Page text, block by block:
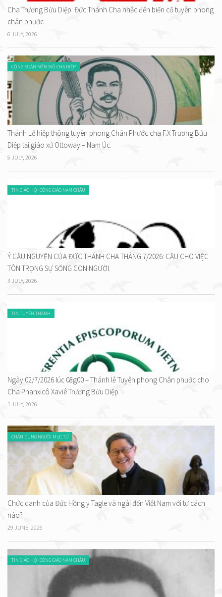
Cha Trương Bửu Diệp: Đức Thánh Cha nhắc đến biến cố tuyên phong
chân phước.
6 JULY, 2026
CỘNG ĐOÀN MẾN MỘ CHA DIỆP
Thánh Lễ hiệp thông tuyên phong Chân Phước cha F.X Trương Bửu
Diệp tại giáo xứ Ottoway – Nam Úc.
5 JULY, 2026
TIN GIÁO HỘI CÔNG GIÁO NĂM CHÂU
Ý CẦU NGUYỆN CỦA ĐỨC THÁNH CHA THÁNG 7/2026: CẦU CHO VIỆC
TÔN TRỌNG SỰ SỐNG CON NGƯỜI.
3 JULY, 2026
TIN TUYÊN THÁNH
Ngày 02/7/2026 lúc 08g00 – Thánh lễ Tuyên phong Chân phước cho
Cha Phanxicô Xaviê Trương Bửu Diệp.
1 JULY, 2026
CHÂN DUNG NGƯỜI MỤC TỬ
Chức danh của Đức Hồng y Tagle và ngài đến Việt Nam với tư cách
nào?
29 JUNE, 2026
TIN GIÁO HỘI CÔNG GIÁO NĂM CHÂU